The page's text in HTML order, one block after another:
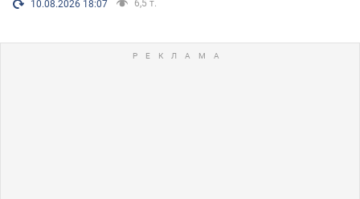
10.08.2026 18:07 6,5 т.